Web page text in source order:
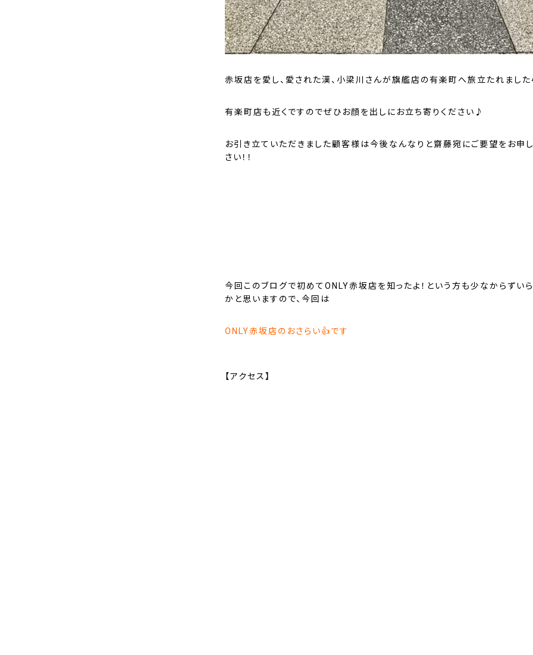
赤坂店を愛し、愛された漢、小梁川さんが旗艦店の有楽町へ旅立たれまし
有楽町店も近くですのでぜひお顔を出しにお立ち寄りください♪
お引き立ていただきました顧客様は今後なんなりと齋藤宛にご要望をお申
さい！！
今回このブログで初めてONLY赤坂店を知ったよ！という方も少なからずい
かと思いますので、今回は
ONLY赤坂店のおさらい👍です
【アクセス】